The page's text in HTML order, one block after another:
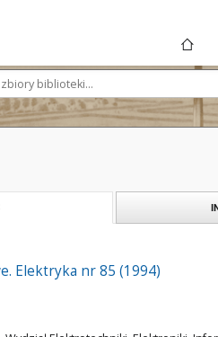
Elektryka nr 85 (1994)